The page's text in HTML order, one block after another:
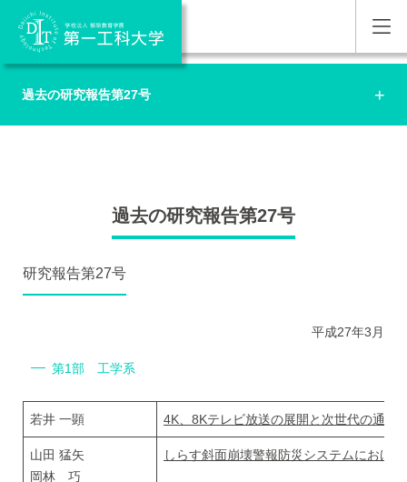
過去の研究報告第27号
過去の研究報告第27号
研究報告第27号
平成27年3月
第1部 工学系
若井 一顕 4K、8Kテレビ放送の展開と次世代の通信
山田 猛矢
岡林 巧
しらす斜面崩壊警報防災システムにおけ